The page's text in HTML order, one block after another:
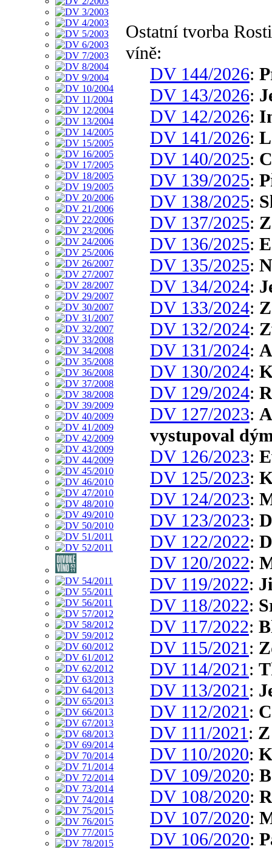
Ostatní tvorba
víně:
DV 144/2026:
DV 143/2026:
DV 142/2026:
DV 141/2026:
DV 140/2025:
DV 139/2025:
DV 138/2025:
DV 137/2025:
DV 136/2025:
DV 135/2025:
DV 134/2024:
DV 133/2024:
DV 132/2024:
DV 131/2024:
DV 130/2024:
DV 129/2024:
DV 127/2023:
vystupoval
DV 126/2023:
DV 125/2023:
DV 124/2023:
DV 123/2023:
DV 122/2022:
DV 120/2022:
DV 119/2022:
DV 118/2022:
DV 117/2022:
DV 115/2021:
DV 114/2021:
DV 113/2021:
DV 112/2021:
DV 111/2021:
DV 110/2020:
DV 109/2020:
DV 108/2020:
DV 107/2020:
DV 106/2020: